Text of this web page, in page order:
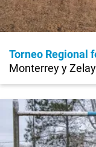
Torneo Regional
Monterrey y